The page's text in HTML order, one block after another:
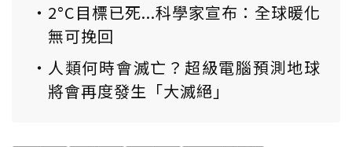
2°C目標已死...科學家宣布：全球暖化
無可挽回
人類何時會滅亡？超級電腦預測地球
將會再度發生「大滅絕」